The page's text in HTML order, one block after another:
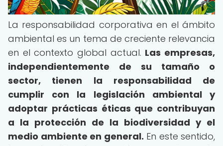
La responsabilidad corporativa en el ámbito
ambiental es un tema de creciente relevancia
en el contexto global actual. Las empresas,
independientemente de su tamaño o
sector, tienen la responsabilidad de
cumplir con la legislación ambiental y
adoptar prácticas éticas que contribuyan
a la protección de la biodiversidad y el
medio ambiente en general. En este sentido,